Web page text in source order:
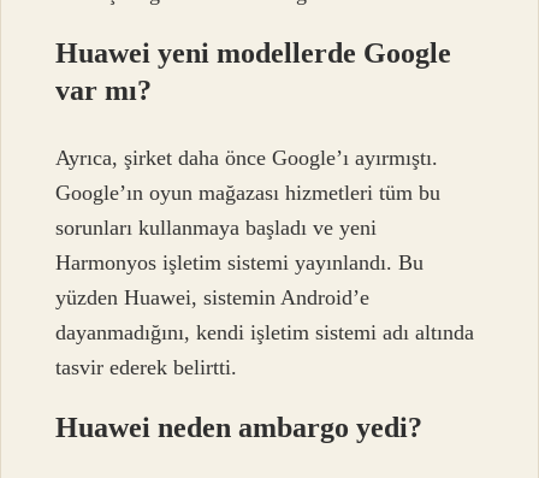
Huawei yeni modellerde Google
var mı?
Ayrıca, şirket daha önce Google’ı ayırmıştı.
Google’ın oyun mağazası hizmetleri tüm bu
sorunları kullanmaya başladı ve yeni
Harmonyos işletim sistemi yayınlandı. Bu
yüzden Huawei, sistemin Android’e
dayanmadığını, kendi işletim sistemi adı altında
tasvir ederek belirtti.
Huawei neden ambargo yedi?